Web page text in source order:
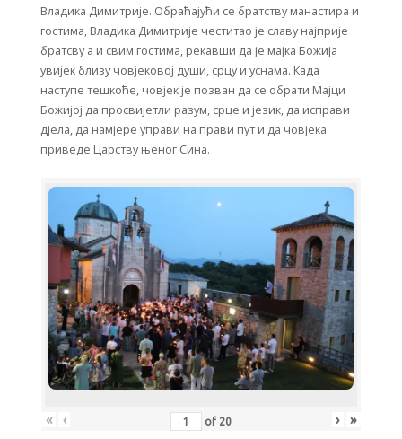
Владика Димитрије. Обраћајући се братству манастира и
гостима, Владика Димитрије честитао је славу најприје
братсву а и свим гостима, рекавши да je мајка Божија
увијек близу човјековој души, срцу и уснама. Када
наступе тешкоће, човјек је позван да се обрати Мајци
Божијој да просвијетли разум, срце и језик, да исправи
дјела, да намјере управи на прави пут и да човјека
приведе Царству њеног Сина.
« ‹ of 20 › »